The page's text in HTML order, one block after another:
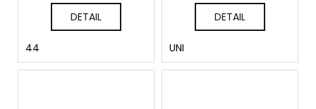
DETAIL
44
DETAIL
UNI